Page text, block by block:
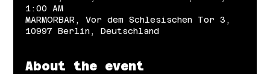
1:00 AM
MARMORBAR, Vor dem Schlesischen Tor 3,
10997 Berlin, Deutschland
About the event